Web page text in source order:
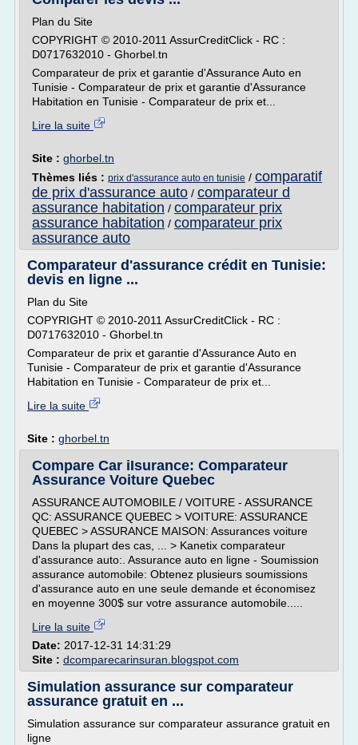
Plan du Site
COPYRIGHT © 2010-2011 AssurCreditClick - RC :
D0717632010 - Ghorbel.tn
Comparateur de prix et garantie d'Assurance Auto en
Tunisie - Comparateur de prix et garantie d'Assurance
Habitation en Tunisie - Comparateur de prix et...
Lire la suite
Site : ghorbel.tn
Thèmes liés : prix d'assurance auto en tunisie / comparatif
de prix d'assurance auto / comparateur d
assurance habitation / comparateur prix
assurance habitation / comparateur prix
assurance auto
Comparateur d'assurance crédit en Tunisie:
devis en ligne ...
Plan du Site
COPYRIGHT © 2010-2011 AssurCreditClick - RC :
D0717632010 - Ghorbel.tn
Comparateur de prix et garantie d'Assurance Auto en
Tunisie - Comparateur de prix et garantie d'Assurance
Habitation en Tunisie - Comparateur de prix et...
Lire la suite
Site : ghorbel.tn
Compare Car iIsurance: Comparateur
Assurance Voiture Quebec
ASSURANCE AUTOMOBILE / VOITURE - ASSURANCE
QC: ASSURANCE QUEBEC > VOITURE: ASSURANCE
QUEBEC > ASSURANCE MAISON: Assurances voiture
Dans la plupart des cas, ... > Kanetix comparateur
d'assurance auto:. Assurance auto en ligne - Soumission
assurance automobile: Obtenez plusieurs soumissions
d'assurance auto en une seule demande et économisez
en moyenne 300$ sur votre assurance automobile.....
Lire la suite
Date: 2017-12-31 14:31:29
Site : dcomparecarinsuran.blogspot.com
Simulation assurance sur comparateur
assurance gratuit en ...
Simulation assurance sur comparateur assurance gratuit en
ligne